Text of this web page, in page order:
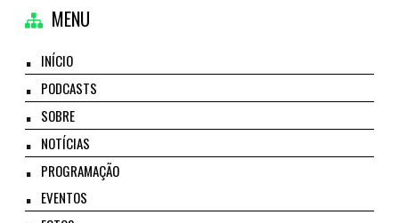
MENU
INÍCIO
PODCASTS
SOBRE
NOTÍCIAS
PROGRAMAÇÃO
EVENTOS